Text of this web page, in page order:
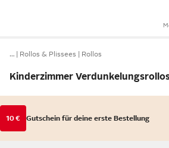
… Rollos & Plissees Rollos
Kinderzimmer
10 € Gutschein für deine erste Bestellung